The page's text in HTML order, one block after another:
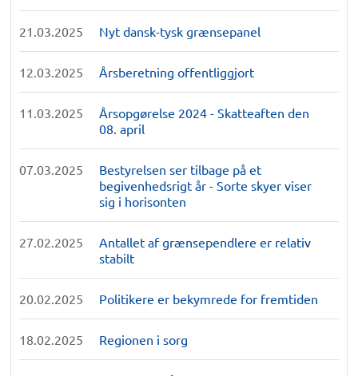
21.03.2025 Nyt dansk-tysk grænsepanel
12.03.2025 Årsberetning offentliggjort
11.03.2025
Årsopgørelse 2024 - Skatteaften den
08. april
07.03.2025
Bestyrelsen ser tilbage på et
begivenhedsrigt år - Sorte skyer viser
sig i horisonten
27.02.2025
Antallet af grænsependlere er relativ
stabilt
20.02.2025 Politikere er bekymrede for fremtiden
18.02.2025 Regionen i sorg